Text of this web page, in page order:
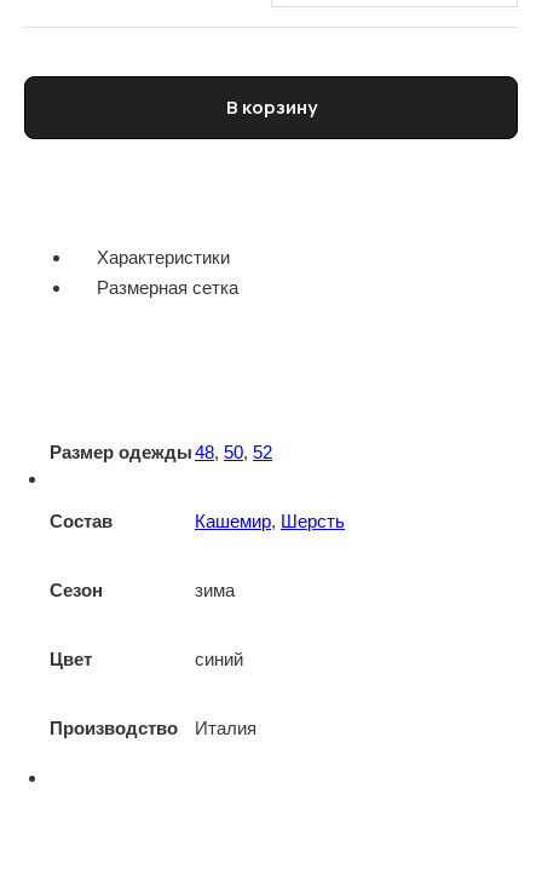
Количество товара Куртка спортивная с капюшоном
В корзину
Характеристики
Размерная сетка
Размер одежды48, 50, 52
Состав Кашемир, Шерсть
Сезон зима
Цвет синий
Производство Италия